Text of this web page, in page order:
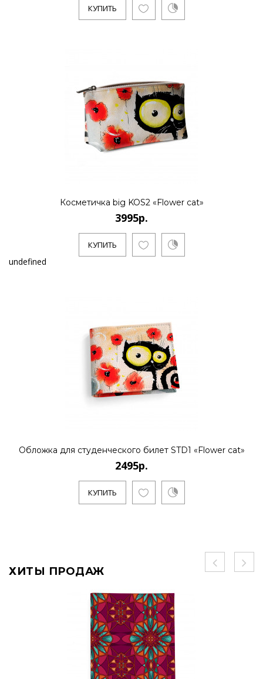
КУПИТЬ
Косметичка big KOS2 «Flower cat»
3995р.
КУПИТЬ
undefined
Обложка для студенческого билет STD1 «Flower cat»
2495р.
КУПИТЬ
ХИТЫ ПРОДАЖ